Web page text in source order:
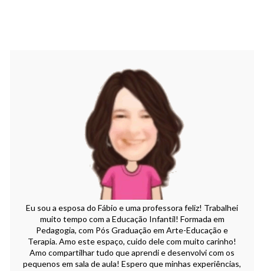
Eu sou a esposa do Fábio e uma professora feliz! Trabalhei
muito tempo com a Educação Infantil! Formada em
Pedagogia, com Pós Graduação em Arte-Educação e
Terapia. Amo este espaço, cuido dele com muito carinho!
Amo compartilhar tudo que aprendi e desenvolvi com os
pequenos em sala de aula! Espero que minhas experiências,